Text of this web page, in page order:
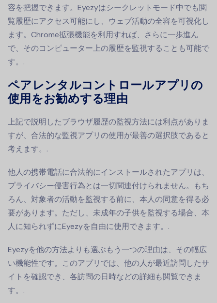
容を把握できます。Eyezyはシークレットモード中でも閲
覧履歴にアクセス可能にし、ウェブ活動の全容を可視化し
ます。Chrome拡張機能を利用すれば、さらに一歩進ん
で、そのコンピューター上の履歴を監視することも可能で
す。.
ペアレンタルコントロールアプリの
使用をお勧めする理由
上記で説明したブラウザ履歴の監視方法には利点がありま
すが、合法的な監視アプリの使用が最善の選択肢であると
考えます。.
他人の携帯電話に合法的にインストールされたアプリは、
プライバシー侵害行為とは一切関連付けられません。もち
ろん、対象者の活動を監視する前に、本人の同意を得る必
要があります。ただし、未成年の子供を監視する場合、本
人に知られずにEyezyを自由に使用できます。.
Eyezyを他の方法よりも選ぶもう一つの理由は、その幅広
い機能性です。このアプリでは、他の人が最近訪問したサ
イトを確認でき、各訪問の日時などの詳細も閲覧できま
す。.